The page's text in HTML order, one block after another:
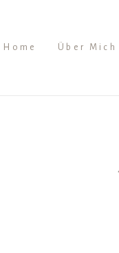
Home Über Mich